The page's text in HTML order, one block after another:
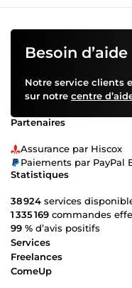
Besoin d’aide
Notre service clients
sur notre centre
Partenaires
Assurance par Hiscox
Paiements par PayPal
Statistiques
38 924 services
1 335 169 commandes
99 % d’avis positifs
Services
Freelances
ComeUp